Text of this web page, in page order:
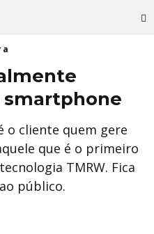
o cliente quem gere
que é o primeiro
TMRW. Fica
público.